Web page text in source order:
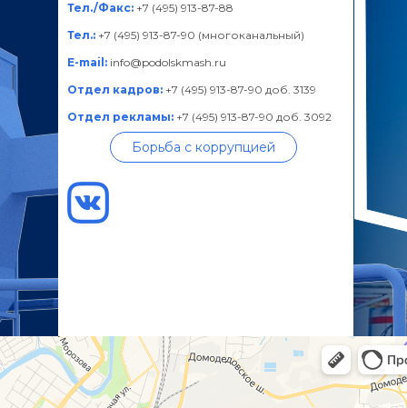
Тел./Факс: +7 (495) 913-87-88
Тел.: +7 (495) 913-87-90 (многоканальный)
E-mail: info@podolskmash.ru
Отдел кадров: +7 (495) 913-87-90 доб. 3139
Отдел рекламы: +7 (495) 913-87-90 доб. 3092
Борьба с коррупцией